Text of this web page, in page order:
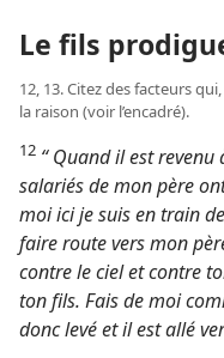
Le fils
12, 13. Citez des facteurs
la raison (voir l’encadré).
12 “ Quand il est revenu
salariés de mon père
moi ici je suis en train
faire route vers mon
contre le ciel et contre
ton fils. Fais de moi
donc levé et il est allé